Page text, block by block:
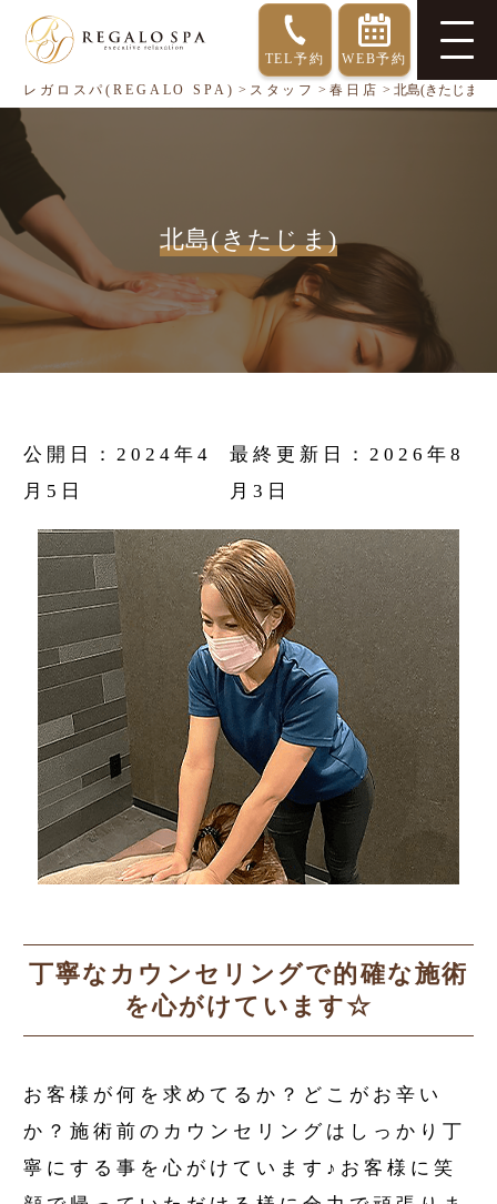
TEL予約
WEB予約
レガロスパ(REGALO SPA) > スタッフ >春日店 > 北島(きたじま)
北島(きたじま)
公開日： 2024年4
月5日
最終更新日： 2026年8
月3日
丁寧なカウンセリングで的確な施術
を心がけています☆
お客様が何を求めてるか？どこがお辛い
か？施術前のカウンセリングはしっかり丁
寧にする事を心がけています♪お客様に笑